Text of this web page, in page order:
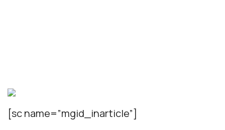
[sc name=”mgid_inarticle”]